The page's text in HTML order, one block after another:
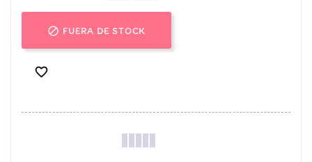
 FUERA DE STOCK
